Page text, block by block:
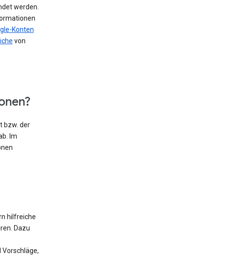
werden.
Konten
von
bzw. der
Im
hilfreiche
Dazu